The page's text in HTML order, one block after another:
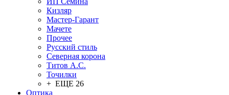
Кизляр
Мастер-Гарант
Мачете
Прочее
Русский стиль
Северная корона
Титов А.С.
Точилки
+ ЕЩЕ 26
Оптика